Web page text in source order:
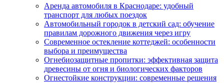
Аренда автомобиля в Краснодаре: удобный
транспорт для любых поездок
Автомобильный городок в детский сад: обучение
правилам дорожного движения через игру
Современное остекление коттеджей: особенности
выбора и преимущества
Огнебиозащитные пропитки: эффективная защита
древесины от огня и биологических факторов
Огнестойкие конструкции: современные решения